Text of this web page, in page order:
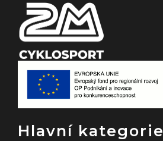
Hlavní kategorie